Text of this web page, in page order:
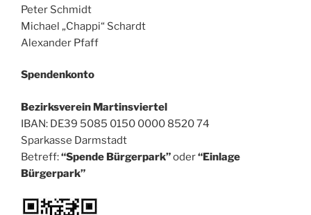
Peter Schmidt
Michael „Chappi“ Schardt
Alexander Pfaff
Spendenkonto
Bezirksverein Martinsviertel
IBAN: DE39 5085 0150 0000 8520 74
Sparkasse Darmstadt
Betreff:“Spende Bürgerpark”oder“Einlage
Bürgerpark”